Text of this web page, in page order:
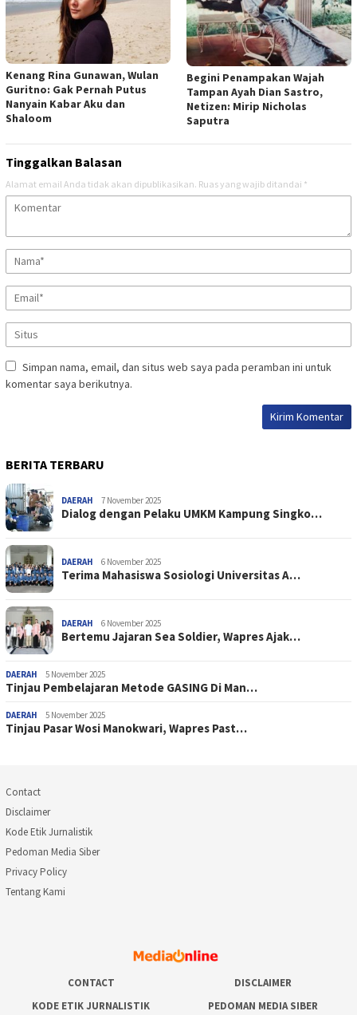
Kenang Rina Gunawan, Wulan
Guritno: Gak Pernah Putus
Nanyain Kabar Aku dan
Shaloom
Begini Penampakan Wajah
Tampan Ayah Dian Sastro,
Netizen: Mirip Nicholas
Saputra
Tinggalkan Balasan
Alamat email Anda tidak akan dipublikasikan. Ruas yang wajib ditandai *
Simpan nama, email, dan situs web saya pada peramban ini untuk
komentar saya berikutnya.
BERITA TERBARU
DAERAH 7 November 2025
Dialog dengan Pelaku UMKM Kampung Singko…
DAERAH 6 November 2025
Terima Mahasiswa Sosiologi Universitas A…
DAERAH 6 November 2025
Bertemu Jajaran Sea Soldier, Wapres Ajak…
DAERAH 5 November 2025
Tinjau Pembelajaran Metode GASING Di Man…
DAERAH 5 November 2025
Tinjau Pasar Wosi Manokwari, Wapres Past…
Contact
Disclaimer
Kode Etik Jurnalistik
Pedoman Media Siber
Privacy Policy
Tentang Kami
CONTACT
DISCLAIMER
KODE ETIK JURNALISTIK
PEDOMAN MEDIA SIBER